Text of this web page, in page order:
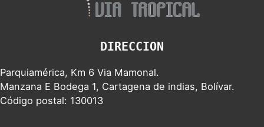
DIRECCION
Parquiamérica, Km 6 Via Mamonal.
Manzana E Bodega 1, Cartagena de indias, Bolívar.
Código postal: 130013